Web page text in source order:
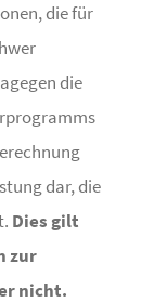
die für
die
dar, die
Dies gilt
zur
nicht.